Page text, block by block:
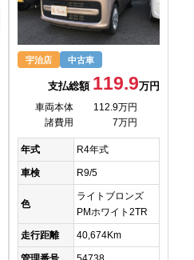
宇治店 中古車
支払総額 119.9万円
車両本体
112.9万円
諸費用
7万円
年式 R4年式
車検 R9/5
色
ライトブロンズ
PMホワイト2TR
走行距離 40,674Km